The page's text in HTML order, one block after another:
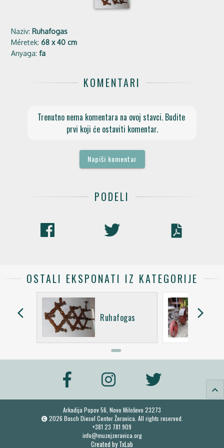
Naziv: Ruhafogas
Méretek:68 x 40 cm
Anyaga:fa
KOMENTARI
Trenutno nema komentara na ovoj stavci. Budite
prvi koji će ostaviti komentar.
Napiši komentar
PODELI
OSTALI EKSPONATI IZ KATEGORIJE
arrow_back_ios Ruhafogas arrow_forward_ios
keyboard_arrow_up
Arkadija Popov 56, Novo Miloševo 23273
2026 Bosch Diesel Center Žeravica. All rights reserved.
+381 23 781 909
info@muzejzeravica.org
Created byTxLab